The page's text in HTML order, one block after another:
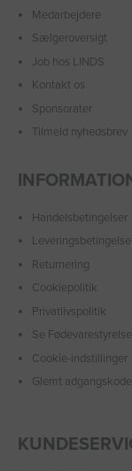
Medarbejdere
Sælgeroversigt
Job hos LINDS
Kontakt os
Sponsorater
Tilmeld nyhedsbrev
Handelsbetingelser
Returnering
Cookiepolitik
Privatlivspolitik
Se
Cookie-indstillinger
Glemt